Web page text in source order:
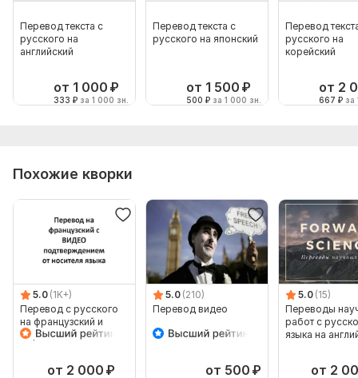
Перевод текста с
русского на
английский
от 1 000 ₽
333 ₽ за 1 000 зн.
Перевод текста с
русского на японский
от 1 500 ₽
500 ₽ за 1 000 зн.
Перевод
русского на
корейский
от 2
667 ₽ за
Похожие кворки
5.0 (1K+)
Перевод с русского
на французский и
обратно
от 2 000 ₽
5.0 (210)
Перевод видео
от 500 ₽
5.0 (15)
Переводы
работ с
языка на
от 2